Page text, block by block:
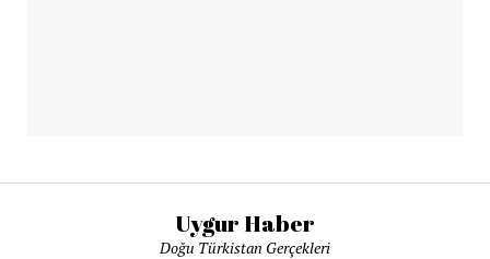
Uygur Haber
Doğu Türkistan Gerçekleri